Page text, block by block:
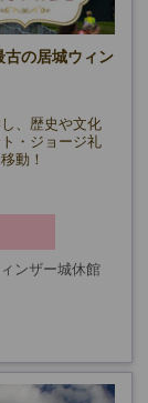
古の居城ウィン
、歴史や文化
・ジョージ礼
動！
ンザー城休館